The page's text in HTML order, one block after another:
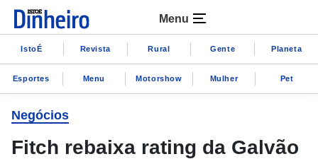
Menu
IstoÉ Revista Rural Gente Planeta
Esportes Menu Motorshow Mulher Pet
Negócios
Fitch rebaixa rating da Galvão